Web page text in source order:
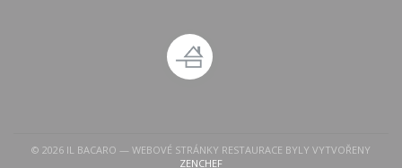
© 2026 IL BACARO — WEBOVÉ STRÁNKY RESTAURACE BYLY VYTVOŘENY
ZENCHEF((OTEVŘE SE V NOVÉM OKNĚ))